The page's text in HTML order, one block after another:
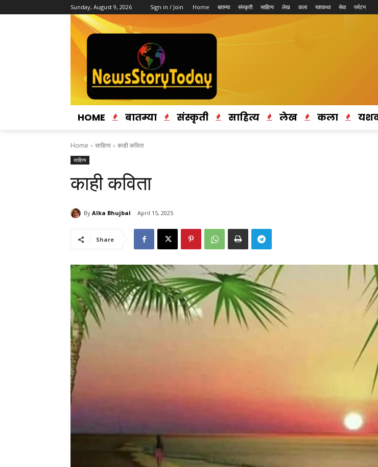
Sunday, August 9, 2026 Sign in / Join Home बातम्या संस्कृती साहित्य लेख कला यशकथा सेवा पर्यटन
HOME बातम्या संस्कृती साहित्य लेख कला
Home साहित्य काही कविता
साहित्य
काही कविता
By Alka Bhujbal April 15, 2025
Share